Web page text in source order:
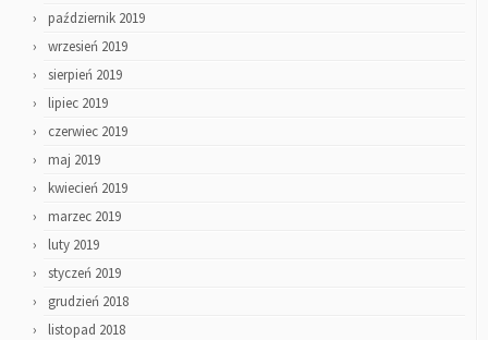
październik 2019
wrzesień 2019
sierpień 2019
lipiec 2019
czerwiec 2019
maj 2019
kwiecień 2019
marzec 2019
luty 2019
styczeń 2019
grudzień 2018
listopad 2018